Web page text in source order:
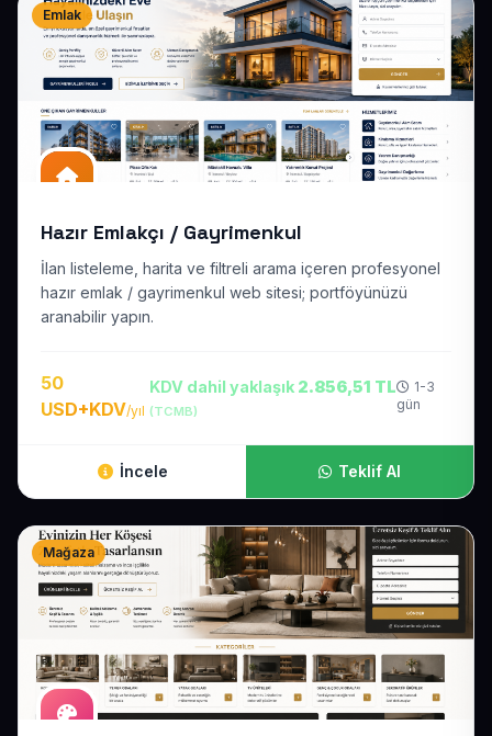
Emlak
Hazır Emlakçı / Gayrimenkul
İlan listeleme, harita ve filtreli arama içeren profesyonel
hazır emlak / gayrimenkul web sitesi; portföyünüzü
aranabilir yapın.
50
USD+KDV/yıl
KDV dahil yaklaşık 2.856,51 TL
(TCMB)
1-3
gün
İncele Teklif Al
Mağaza